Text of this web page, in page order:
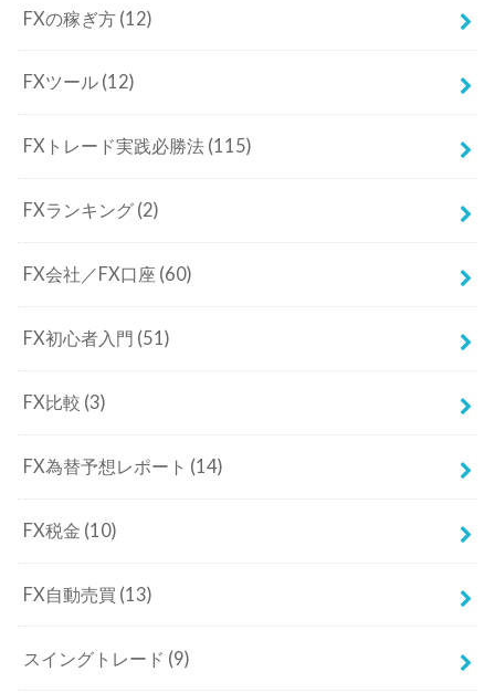
FXの稼ぎ方 (12)
FXツール (12)
FXトレード実践必勝法 (115)
FXランキング (2)
FX会社／FX口座 (60)
FX初心者入門 (51)
FX比較 (3)
FX為替予想レポート (14)
FX税金 (10)
FX自動売買 (13)
スイングトレード (9)